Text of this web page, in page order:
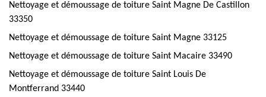
Nettoyage et démoussage de toiture Saint Magne De Castillon
33350
Nettoyage et démoussage de toiture Saint Magne 33125
Nettoyage et démoussage de toiture Saint Macaire 33490
Nettoyage et démoussage de toiture Saint Louis De
Montferrand 33440